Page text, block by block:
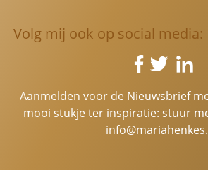
Volg mij ook op social media:
Aanmelden voor de Nieuwsbrief
mooi stukje ter inspiratie: stuur